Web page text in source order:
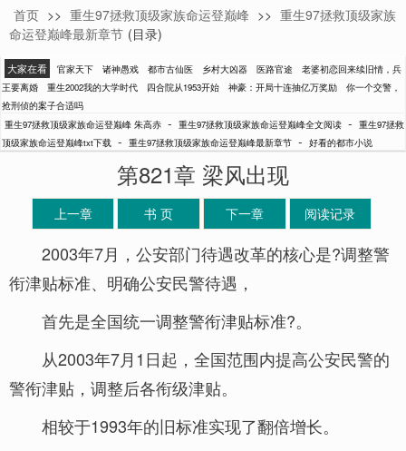
朱高赤
首页 >> 重生97拯救顶级家族命运登巅峰 >> 重生97拯救顶级家族
命运登巅峰最新章节 (目录)
大家在看 官家天下 诸神愚戏 都市古仙医 乡村大凶器 医路官途
老婆初恋回来续旧情，兵
王要离婚
重生2002我的大学时代 四合院从1953开始 神豪：开局十连抽亿万奖励
你一个交警，
抢刑侦的案子合适吗
重生97拯救顶级家族命运登巅峰 朱高赤 - 重生97拯救顶级家族命运登巅峰全文阅读 - 重生97拯救
顶级家族命运登巅峰txt下载 - 重生97拯救顶级家族命运登巅峰最新章节 - 好看的都市小说
第821章 梁风出现
上一章 书 页 下一章 阅读记录
2003年7月，公安部门待遇改革的核心是?调整警
衔津贴标准、明确公安民警待遇，
首先是全国统一调整警衔津贴标准?。
从2003年7月1日起，全国范围内提高公安民警的
警衔津贴，调整后各衔级津贴。
相较于1993年的旧标准实现了翻倍增长。